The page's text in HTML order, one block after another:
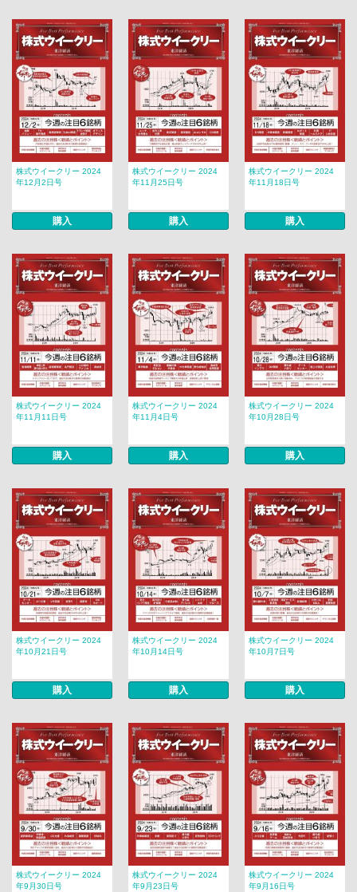
株式ウイークリー 2024
年12月2日号
購入
株式ウイークリー 2024
年11月25日号
購入
株式ウイークリー 2024
年11月18日号
購入
株式ウイークリー 2024
年11月11日号
購入
株式ウイークリー 2024
年11月4日号
購入
株式ウイークリー 2024
年10月28日号
購入
株式ウイークリー 2024
年10月21日号
購入
株式ウイークリー 2024
年10月14日号
購入
株式ウイークリー 2024
年10月7日号
購入
株式ウイークリー 2024
年9月30日号
株式ウイークリー 2024
年9月23日号
株式ウイークリー 2024
年9月16日号